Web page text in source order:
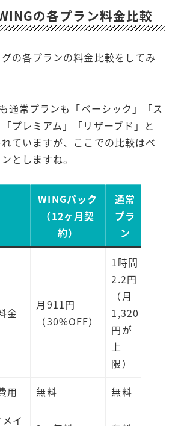
の各プラン料金比較
の各プランの料金比較をしてみ
通常プランも「ベーシック」「ス
プレミアム」「リザーブド」と
ていますが、ここでの比較はベ
としますね。
WINGパック
（12ヶ月契
約）
通常
プラ
ン
金
月911円
（30%OFF）
1時間
2.2円
（月
1,320
円が
上
限）
用
無料
無料
イ